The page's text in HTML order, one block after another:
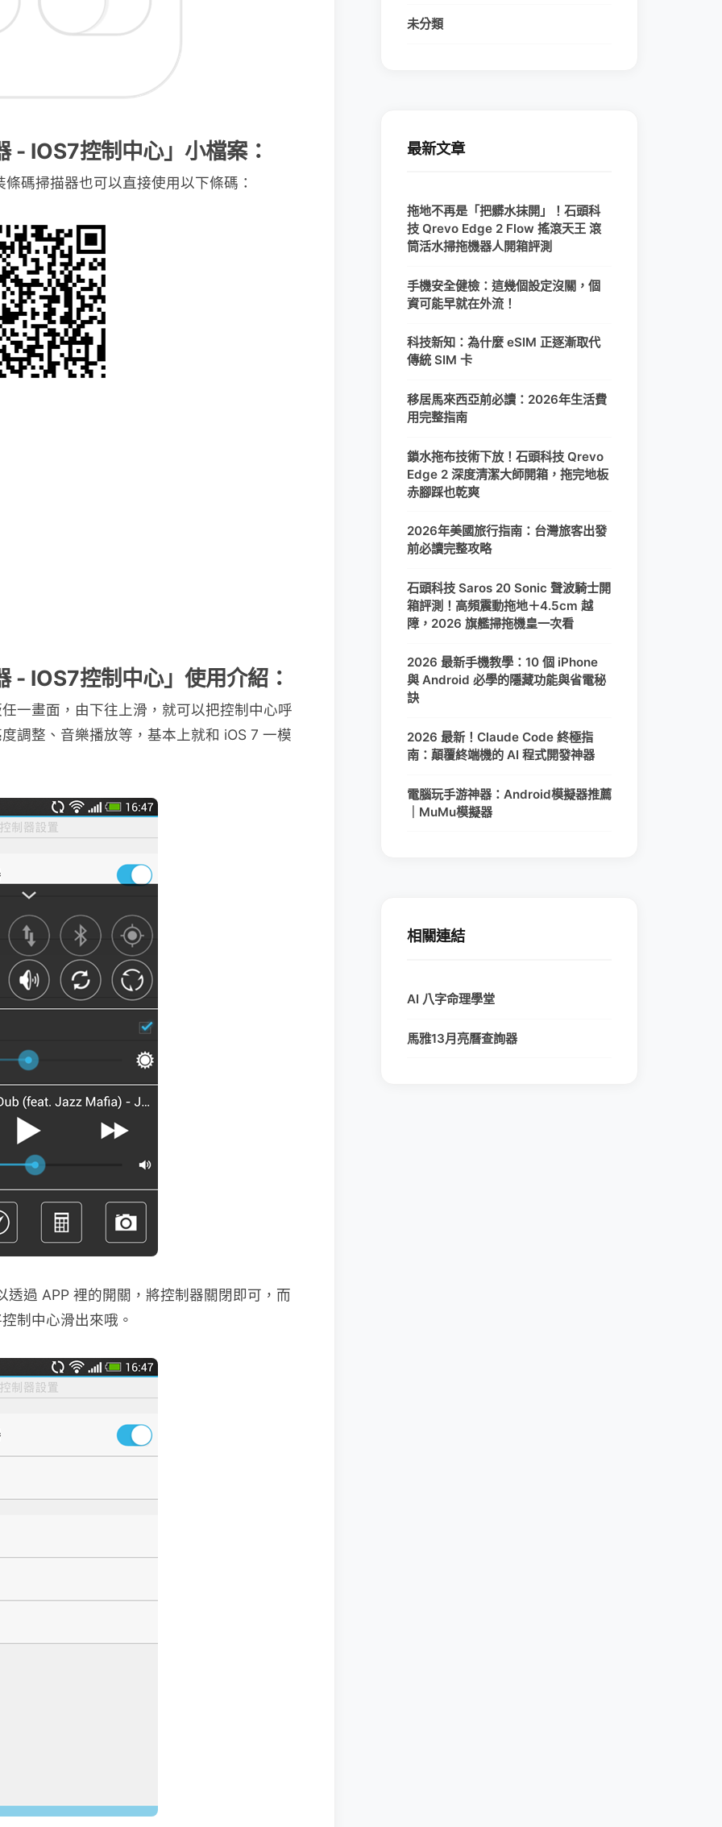
IOS7控制中心」小檔案：
碼掃描器也可以直接使用以下條碼：
IOS7控制中心」使用介紹：
一畫面，由下往上滑，就可以把控制中心呼
調整、音樂播放等，基本上就和 iOS 7 一模
過 APP 裡的開關，將控制器關閉即可，而
制中心滑出來哦。
未分類
最新文章
拖地不再是「把髒水抹開」！石頭科
技 Qrevo Edge 2 Flow 搖滾天王 滾
筒活水掃拖機器人開箱評測
手機安全健檢：這幾個設定沒關，個
資可能早就在外流！
科技新知：為什麼 eSIM 正逐漸取代
傳統 SIM 卡
移居馬來西亞前必讀：2026年生活費
用完整指南
鎖水拖布技術下放！石頭科技 Qrevo
Edge 2 深度清潔大師開箱，拖完地板
赤腳踩也乾爽
2026年美國旅行指南：台灣旅客出發
前必讀完整攻略
石頭科技 Saros 20 Sonic 聲波騎士開
箱評測！高頻震動拖地＋4.5cm 越
障，2026 旗艦掃拖機皇一次看
2026 最新手機教學：10 個 iPhone
與 Android 必學的隱藏功能與省電秘
訣
2026 最新！Claude Code 終極指
南：顛覆終端機的 AI 程式開發神器
電腦玩手游神器：Android模擬器推薦
｜MuMu模擬器
相關連結
AI 八字命理學堂
馬雅13月亮曆查詢器